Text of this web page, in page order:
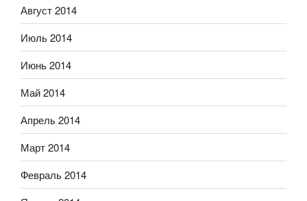
Август 2014
Июль 2014
Июнь 2014
Май 2014
Апрель 2014
Март 2014
Февраль 2014